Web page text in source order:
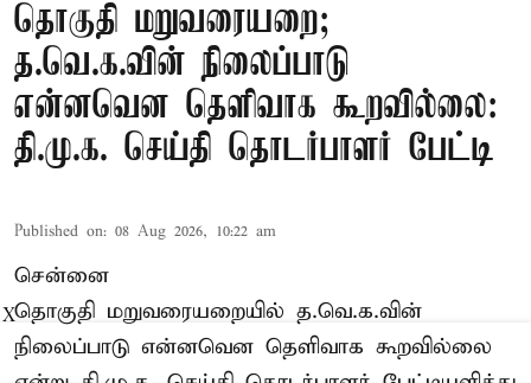
தொகுதி மறுவரையறை;
த.வெ.க.வின் நிலைப்பாடு
என்னவென தெளிவாக கூறவில்லை:
தி.மு.க. செய்தி தொடர்பாளர் பேட்டி
Published on: 08 Aug 2026, 10:22 am
சென்னை
தொகுதி மறுவரையறையில் த.வெ.க.வின்
நிலைப்பாடு என்னவென தெளிவாக கூறவில்லை
X